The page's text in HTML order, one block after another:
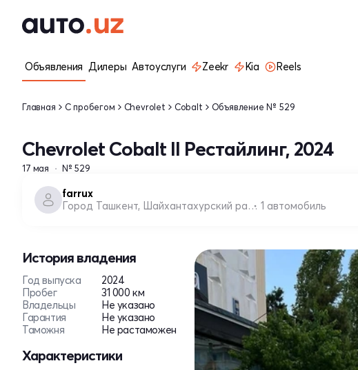
Объявления Дилеры Автоуслуги Zeekr Kia Reels
Главная С пробегом Chevrolet Cobalt Объявление № 529
Chevrolet Cobalt II Рестайлинг, 2024
17 мая № 529
farrux
Город Ташкент, Шайхантахурский район 1 автомобиль
История владения
Год выпуска
2024
Пробег
31 000 км
Владельцы
Не указано
Гарантия
Не указано
Таможня
Не растаможен
Характеристики